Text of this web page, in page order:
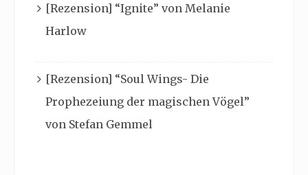
[Rezension] “Ignite” von Melanie
Harlow
[Rezension] “Soul Wings- Die
Prophezeiung der magischen Vögel”
von Stefan Gemmel